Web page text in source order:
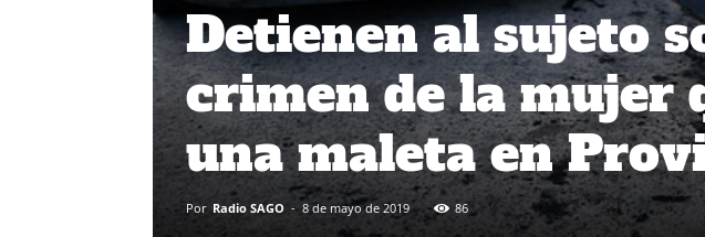
Detienen al sujeto
crimen de la mujer
una maleta en
Por Radio SAGO - 8 de mayo de 2019 86